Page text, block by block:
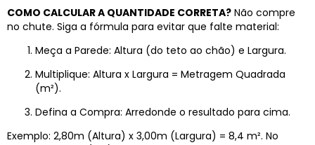
COMO CALCULAR A QUANTIDADE CORRETA? Não compre
no chute. Siga a fórmula para evitar que falte material:
Meça a Parede: Altura (do teto ao chão) e Largura.
Multiplique: Altura x Largura = Metragem Quadrada
(m²).
Defina a Compra: Arredonde o resultado para cima.
Exemplo: 2,80m (Altura) x 3,00m (Largura) = 8,4 m². No